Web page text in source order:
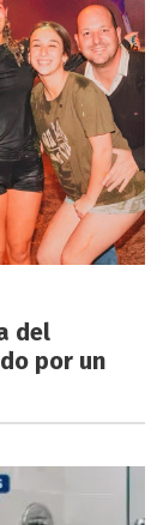
del
por un